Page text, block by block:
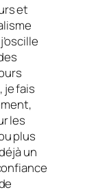
et
je fais
les
plus
un